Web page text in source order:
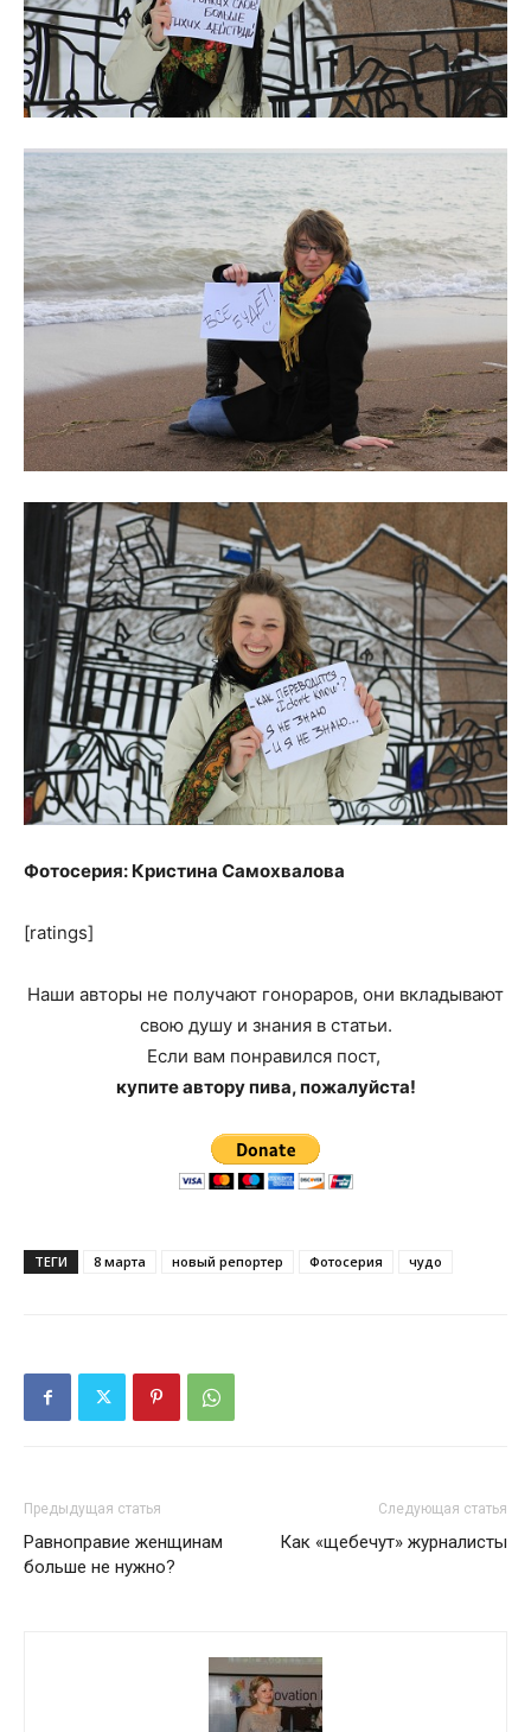
Фотосерия: Кристина Самохвалова
[ratings]
Наши авторы не получают гонораров, они вкладывают
свою душу и знания в статьи.
Если вам понравился пост,
купите автору пива, пожалуйста!
ТЕГИ 8 марта новый репортер Фотосерия чудо
Предыдущая статья
Равноправие женщинам
больше не нужно?
Следующая статья
Как «щебечут» журналисты